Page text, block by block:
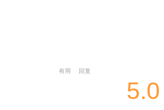
有用 回复
5.0